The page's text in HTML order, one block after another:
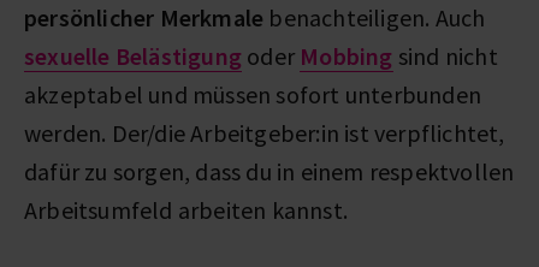
persönlicher Merkmale benachteiligen. Auch
sexuelle Belästigung oder Mobbing sind nicht
akzeptabel und müssen sofort unterbunden
werden. Der/die Arbeitgeber:in ist verpflichtet,
dafür zu sorgen, dass du in einem respektvollen
Arbeitsumfeld arbeiten kannst.